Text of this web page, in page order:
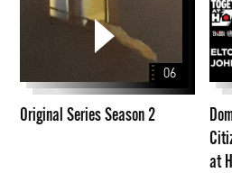
06
Original Series Season 2
at
Home
at